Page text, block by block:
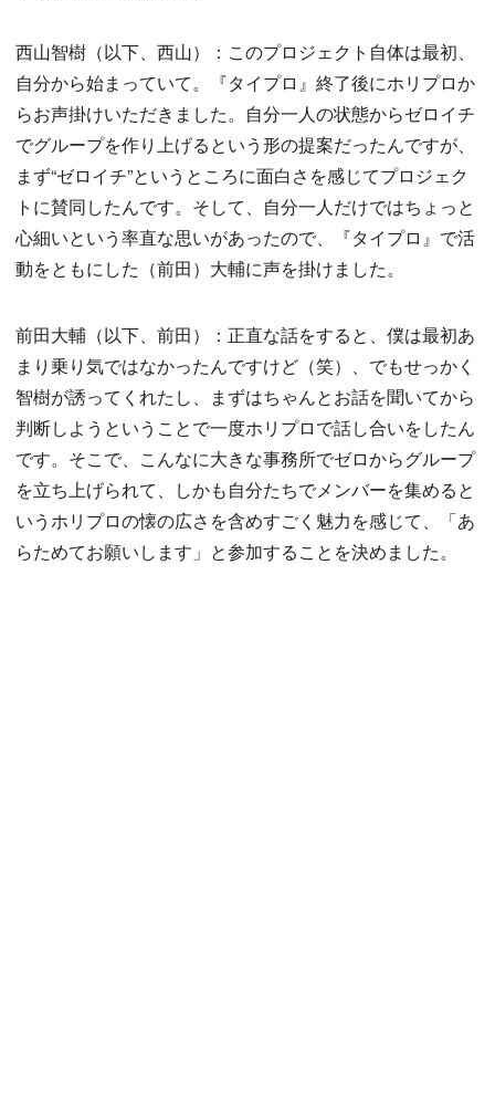
西山智樹（以下、西山）：このプロジェクト自体は最初、
自分から始まっていて。『タイプロ』終了後にホリプロか
らお声掛けいただきました。自分一人の状態からゼロイチ
でグループを作り上げるという形の提案だったんですが、
まず“ゼロイチ”というところに面白さを感じてプロジェク
トに賛同したんです。そして、自分一人だけではちょっと
心細いという率直な思いがあったので、『タイプロ』で活
動をともにした（前田）大輔に声を掛けました。
前田大輔（以下、前田）：正直な話をすると、僕は最初あ
まり乗り気ではなかったんですけど（笑）、でもせっかく
智樹が誘ってくれたし、まずはちゃんとお話を聞いてから
判断しようということで一度ホリプロで話し合いをしたん
です。そこで、こんなに大きな事務所でゼロからグループ
を立ち上げられて、しかも自分たちでメンバーを集めると
いうホリプロの懐の広さを含めすごく魅力を感じて、「あ
らためてお願いします」と参加することを決めました。